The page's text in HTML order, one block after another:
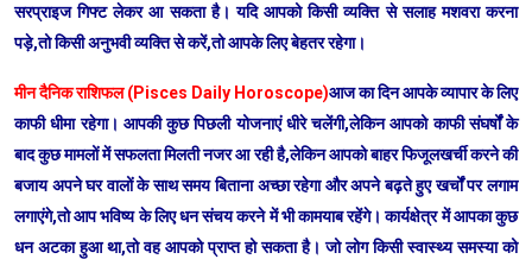
सरप्राइज गिफ्ट लेकर आ सकता है। यदि आपको किसी व्यक्ति से सलाह मशवरा करना
पड़े,तो किसी अनुभवी व्यक्ति से करें,तो आपके लिए बेहतर रहेगा।
मीन दैनिक राशिफल (Pisces Daily Horoscope)आज का दिन आपके व्यापार के लिए
काफी धीमा रहेगा। आपकी कुछ पिछली योजनाएं धीरे चलेंगी,लेकिन आपको काफी संघर्षों के
बाद कुछ मामलों में सफलता मिलती नजर आ रही है,लेकिन आपको बाहर फिजूलखर्ची करने की
बजाय अपने घर वालों के साथ समय बिताना अच्छा रहेगा और अपने बढ़ते हुए खर्चों पर लगाम
लगाएंगे,तो आप भविष्य के लिए धन संचय करने में भी कामयाब रहेंगे। कार्यक्षेत्र में आपका कुछ
धन अटका हुआ था,तो वह आपको प्राप्त हो सकता है। जो लोग किसी स्वास्थ्य समस्या को